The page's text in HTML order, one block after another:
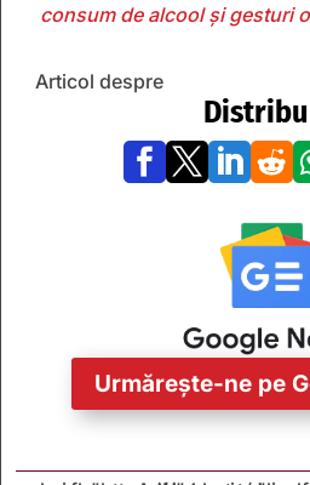
consum de alcool și gesturi
Articol despre
   
Urmărește-ne pe